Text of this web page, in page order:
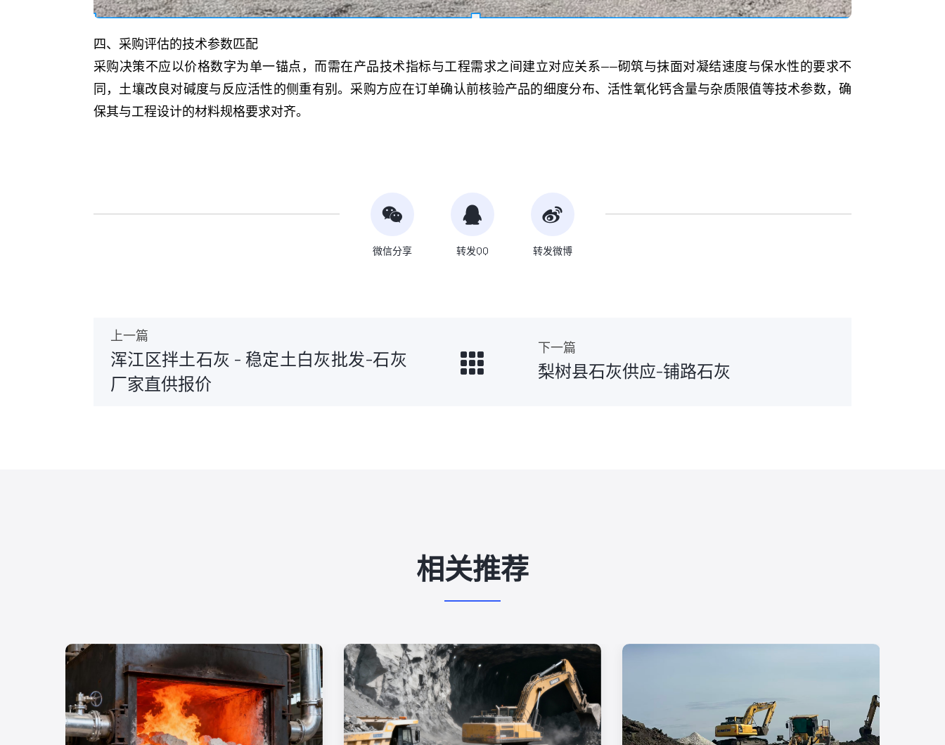
四、采购评估的技术参数匹配
采购决策不应以价格数字为单一锚点，而需在产品技术指标与工程需求之间建立对应关系——砌筑与抹面对凝结速度与保水性的要求不
同，土壤改良对碱度与反应活性的侧重有别。采购方应在订单确认前核验产品的细度分布、活性氧化钙含量与杂质限值等技术参数，确
保其与工程设计的材料规格要求对齐。
微信分享 转发QQ 转发微博
上一篇
浑江区拌土石灰 - 稳定土白灰批发-石灰
厂家直供报价
下一篇
梨树县石灰供应-铺路石灰
相关推荐